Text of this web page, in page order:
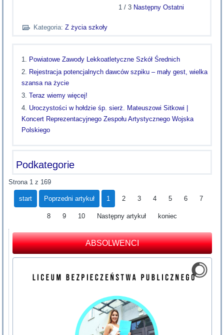
1/ 3 Następny Ostatni
Kategoria:Z życia szkoły
Powiatowe Zawody Lekkoatletyczne Szkół Średnich
Rejestracja potencjalnych dawców szpiku – mały gest, wielka
szansa na życie
Teraz wiemy więcej!
Uroczystości w hołdzie śp. sierż. Mateuszowi Sitkowi |
Koncert Reprezentacyjnego Zespołu Artystycznego Wojska
Polskiego
Podkategorie
Strona 1 z 169
start Poprzedni artykuł 1 2 3 4 5 6 7
8 9 10 Następny artykuł koniec
ABSOLWENCI